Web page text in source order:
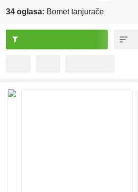
34 oglasa: Bomet tanjurače